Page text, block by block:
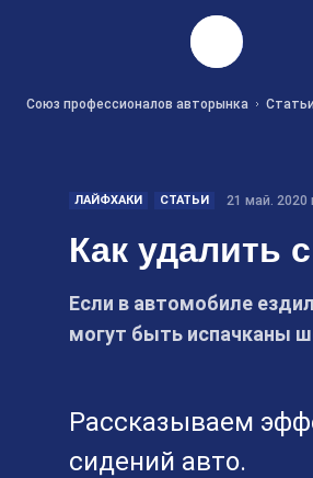
Союз профессионалов авторынка Статьи
ЛАЙФХАКИ СТАТЬИ 21 май. 2020
Как удалить
Если в автомобиле
могут быть испачканы
Рассказываем
сидений авто.